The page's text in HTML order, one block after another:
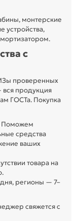
монтерские
устройства,
с
проверенных
вся продукция
ГОСТа. Покупка
Поможем
средства
ваших
товара на
регионы — 7–
свяжется с